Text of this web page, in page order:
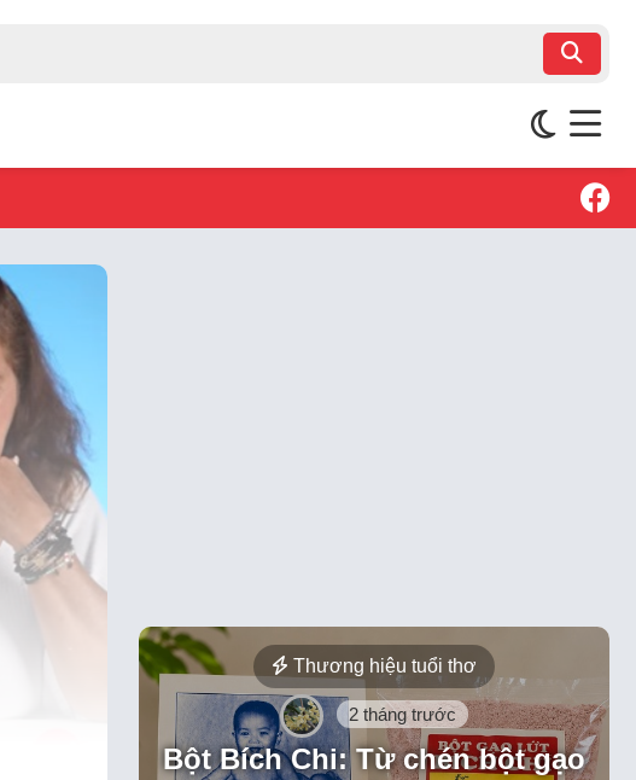
Thương hiệu tuổi thơ
2 tháng trước
Bột Bích Chi: Từ chén bột gạo